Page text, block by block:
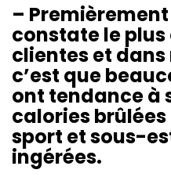
–
constate le plus
clientes et
c’est que
ont tendance à
calories
sport et sous-
ingérées.